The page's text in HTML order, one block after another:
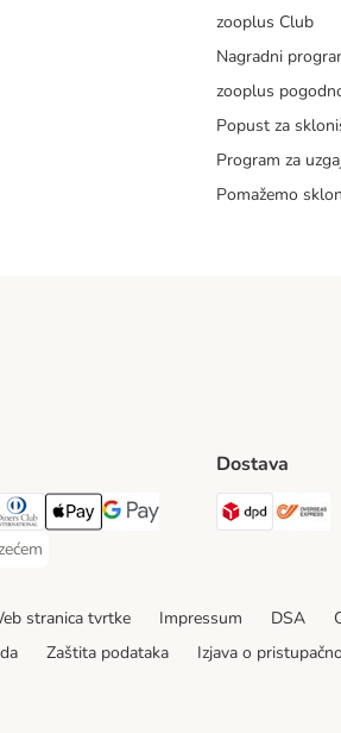
zooplus Club
Nagradni
zooplus
Popust za
Program za
Pomažemo
MethodPayment Method
Club Payment Method
Payment MethodGoogle pay Payment Method
Method
Payment Method
Dostava
DPD
stranica tvrtke Impressum DSA
Zaštita podataka Izjava o